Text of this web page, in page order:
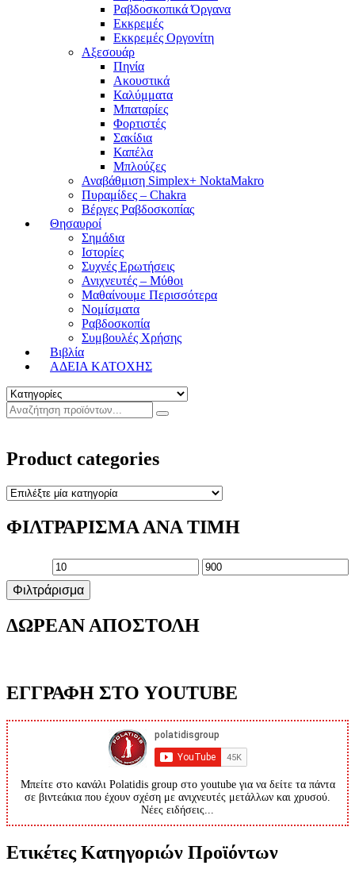
Ραβδοσκοπικά Όργανα
Εκκρεμές
Εκκρεμές Οργονίτη
Αξεσουάρ
Πηνία
Ακουστικά
Καλύμματα
Μπαταρίες
Φορτιστές
Σακίδια
Καπέλα
Μπλούζες
Αναβάθμιση Simplex+ NoktaMakro
Πυραμίδες – Chakra
Βέργες Ραβδοσκοπίας
Θησαυροί
Σημάδια
Ιστορίες
Συχνές Ερωτήσεις
Ανιχνευτές – Μύθοι
Μαθαίνουμε Περισσότερα
Νομίσματα
Ραβδοσκοπία
Συμβουλές Χρήσης
Βιβλία
ΑΔΕΙΑ ΚΑΤΟΧΗΣ
Product categories
ΦΙΛΤΡΑΡΙΣΜΑ ΑΝΑ ΤΙΜΗ
Ελάχιστη
τιμή
Μέγιστη
Φιλτράρισμα
ΔΩΡΕΑΝ ΑΠΟΣΤΟΛΗ
ΕΓΓΡΑΦΗ ΣΤΟ YOUTUBE
Μπείτε στο κανάλι Polatidis group στο youtube για να δείτε τα πάντα
σε βιντεάκια που έχουν σχέση με ανιχνευτές μετάλλων και χρυσού.
Νέες ειδήσεις...
Ετικέτες Κατηγοριών Προϊόντων